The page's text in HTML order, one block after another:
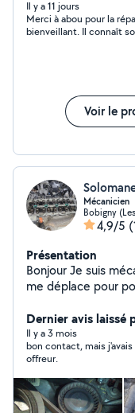
Il y a 11 jours
Merci à abou pour la
bienveillant. Il connaît
Voir le
Mécanicien
Bobigny
4,9/5
Présentation
Bonjour Je suis mécanique automobile depuis 10 ans je
me déplace pour
Dernier avis laissé
Il y a 3 mois
bon contact, mais j'avais déjà
offreur.